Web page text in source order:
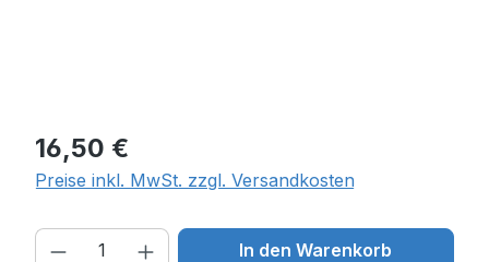
Regulärer Preis:
16,50 €
Preise inkl. MwSt. zzgl. Versandkosten
Produkt Anzahl: Gib den
In den Warenkorb